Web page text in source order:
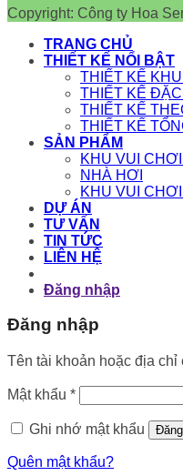
Copyright: Công ty Hoa
TRANG CHỦ
THIẾT KẾ NỔI BẬT
THIẾT KẾ
THIẾT KẾ
THIẾT KẾ
THIẾT KẾ
SẢN PHẨM
KHU VUI
NHÀ HƠI
KHU VUI
DỰ ÁN
TƯ VẤN
TIN TỨC
LIÊN HỆ
Đăng nhập
Đăng nhập
Tên tài khoản hoặc địa chỉ
Mật khẩu *Bắt
buộc
Ghi nhớ mật khẩu
Quên mật khẩu?